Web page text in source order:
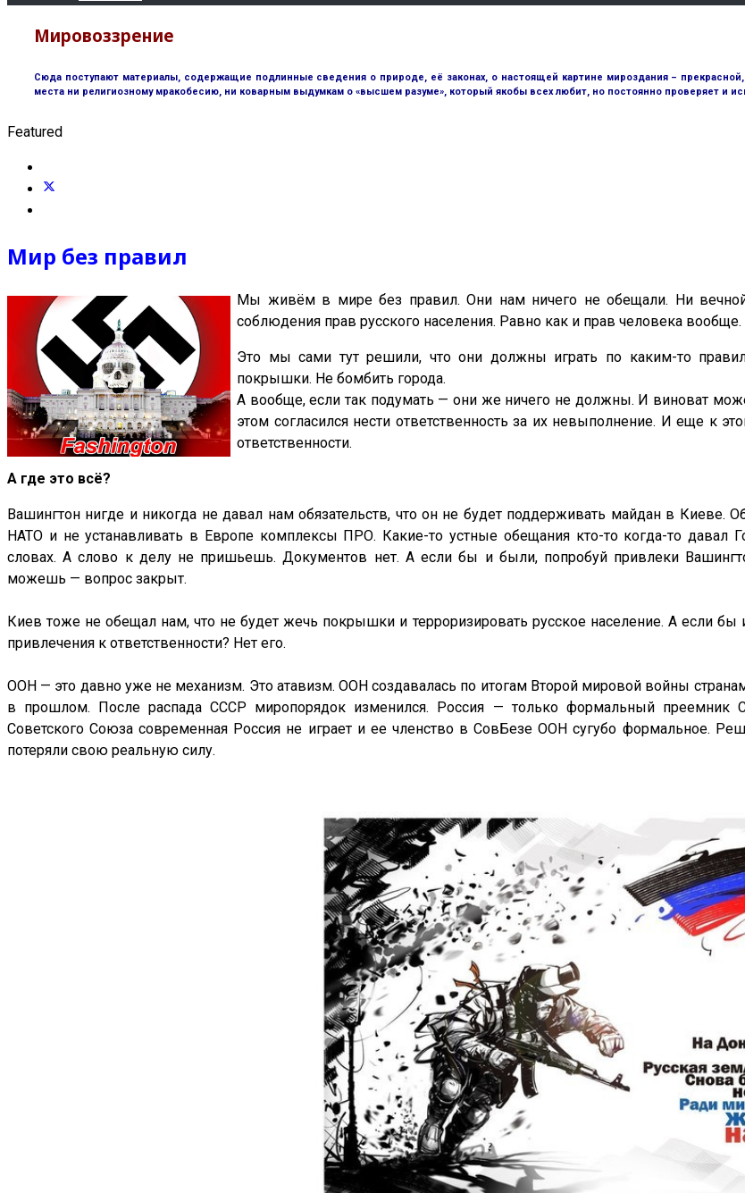
Мировоззрение
Сюда поступают материалы, содержащие подлинные сведения о природе, её законах, о настоящей картине мироздания –
места ни религиозному мракобесию, ни коварным выдумкам о «высшем разуме», который якобы всех любит, но постоянно проверяет и
Featured
Мир без правил
Мы живём в мире без правил. Они нам ничего не обещали. Ни
соблюдения прав русского населения. Равно как и прав человека
Это мы сами тут решили, что они должны играть по каким-то
покрышки. Не бомбить города.
А вообще, если так подумать — они же ничего не должны. И виноват
этом согласился нести ответственность за их невыполнение. И еще к
ответственности.
А где это всё?
Вашингтон нигде и никогда не давал нам обязательств, что он не будет поддерживать майдан в Киеве.
НАТО и не устанавливать в Европе комплексы ПРО. Какие-то устные обещания кто-то когда-то давал
словах. А слово к делу не пришьешь. Документов нет. А если бы и были, попробуй привлеки
можешь — вопрос закрыт.
Киев тоже не обещал нам, что не будет жечь покрышки и терроризировать русское население. А если
привлечения к ответственности? Нет его.
ООН — это давно уже не механизм. Это атавизм. ООН создавалась по итогам Второй мировой войны
в прошлом. После распада СССР миропорядок изменился. Россия — только формальный преемник
Советского Союза современная Россия не играет и ее членство в СовБезе ООН сугубо формальное.
потеряли свою реальную силу.